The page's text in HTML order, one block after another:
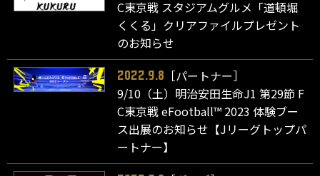
C東京戦 スタジアムグルメ「道頓堀
くくる」クリアファイルプレゼント
のお知らせ
2022.9.8
［パートナー］
9/10（土）明治安田生命J1 第29節 F
C東京戦 eFootball™ 2023 体験ブー
ス出展のお知らせ【Jリーグトップパ
ートナー】